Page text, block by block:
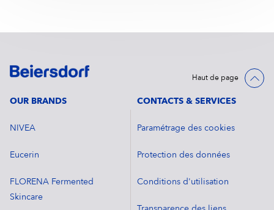
Haut de page
OUR BRANDS
NIVEA
Eucerin
FLORENA Fermented
Skincare
CONTACTS & SERVICES
Paramétrage des cookies
Protection des données
Conditions d'utilisation